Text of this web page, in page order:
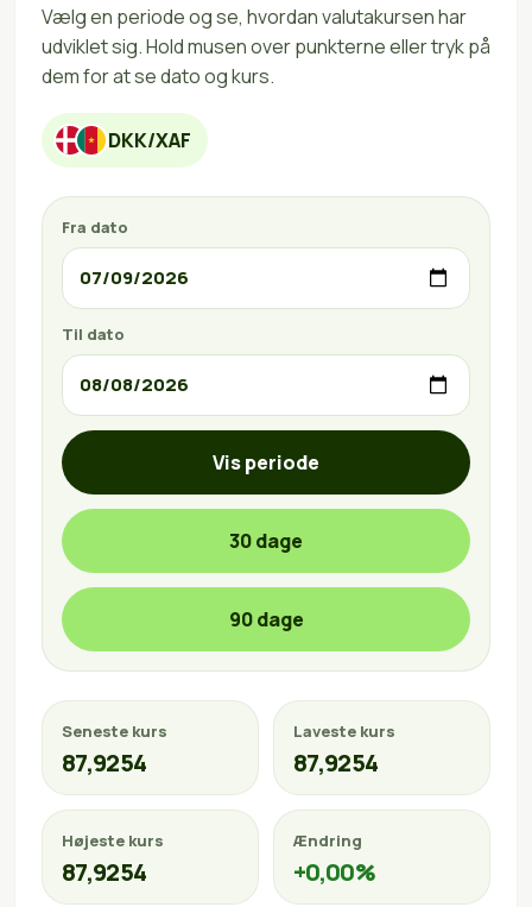
Vælg en periode og se, hvordan valutakursen har
udviklet sig. Hold musen over punkterne eller tryk på
dem for at se dato og kurs.
DKK/XAF
Fra dato
Til dato
Vis periode
30 dage
90 dage
Seneste kurs
87,9254
Laveste kurs
87,9254
Højeste kurs
87,9254
Ændring
+0,00%